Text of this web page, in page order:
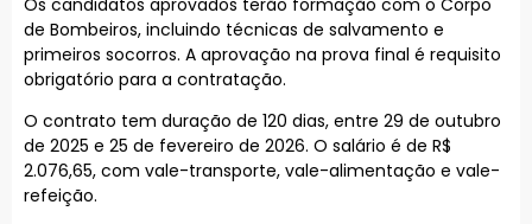
de Bombeiros, incluindo técnicas de salvamento e
primeiros socorros. A aprovação na prova final é requisito
obrigatório para a contratação.
O contrato tem duração de 120 dias, entre 29 de outubro
de 2025 e 25 de fevereiro de 2026. O salário é de R$
2.076,65, com vale-transporte, vale-alimentação e vale-
refeição.